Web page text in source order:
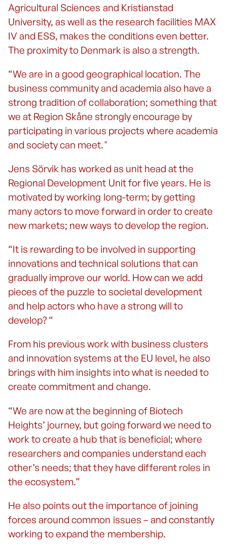
Agricultural Sciences and Kristianstad
University, as well as the research facilities MAX
IV and ESS, makes the conditions even better.
The proximity to Denmark is also a strength.
“We are in a good geographical location. The
business community and academia also have a
strong tradition of collaboration; something that
we at Region Skåne strongly encourage by
participating in various projects where academia
and society can meet."
Jens Sörvik has worked as unit head at the
Regional Development Unit for five years. He is
motivated by working long-term; by getting
many actors to move forward in order to create
new markets; new ways to develop the region.
“It is rewarding to be involved in supporting
innovations and technical solutions that can
gradually improve our world. How can we add
pieces of the puzzle to societal development
and help actors who have a strong will to
develop? “
From his previous work with business clusters
and innovation systems at the EU level, he also
brings with him insights into what is needed to
create commitment and change.
“We are now at the beginning of Biotech
Heights’ journey, but going forward we need to
work to create a hub that is beneficial; where
researchers and companies understand each
other’s needs; that they have different roles in
the ecosystem.”
He also points out the importance of joining
forces around common issues – and constantly
working to expand the membership.